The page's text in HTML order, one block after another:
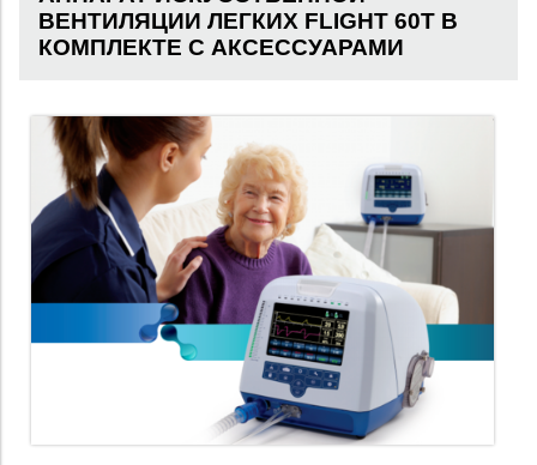
ВЕНТИЛЯЦИИ ЛЕГКИХ FLIGHT 60T В
КОМПЛЕКТЕ С АКСЕССУАРАМИ